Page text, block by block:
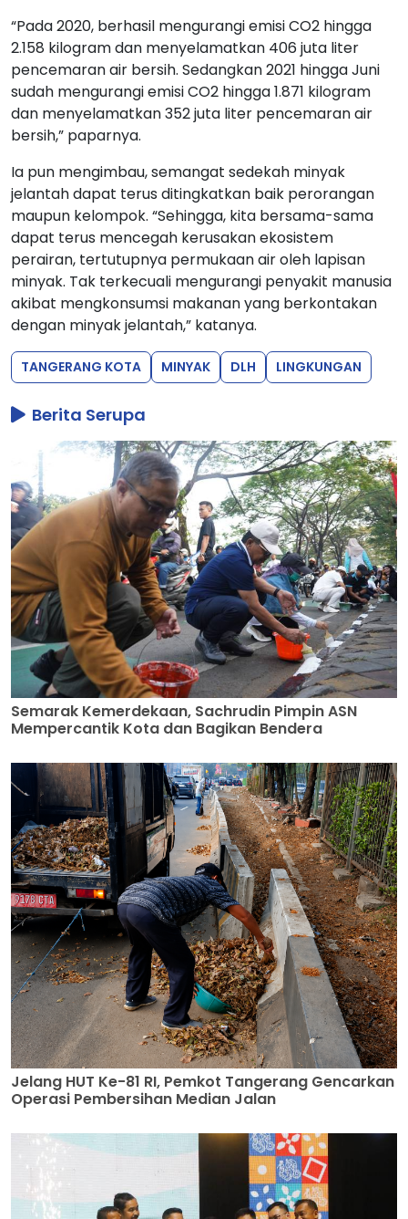
“Pada 2020, berhasil mengurangi emisi CO2 hingga
2.158 kilogram dan menyelamatkan 406 juta liter
pencemaran air bersih. Sedangkan 2021 hingga Juni
sudah mengurangi emisi CO2 hingga 1.871 kilogram
dan menyelamatkan 352 juta liter pencemaran air
bersih,” paparnya.
Ia pun mengimbau, semangat sedekah minyak
jelantah dapat terus ditingkatkan baik perorangan
maupun kelompok. “Sehingga, kita bersama-sama
dapat terus mencegah kerusakan ekosistem
perairan, tertutupnya permukaan air oleh lapisan
minyak. Tak terkecuali mengurangi penyakit manusia
akibat mengkonsumsi makanan yang berkontakan
dengan minyak jelantah,” katanya.
TANGERANG KOTA MINYAK DLH LINGKUNGAN
Berita Serupa
Semarak Kemerdekaan, Sachrudin Pimpin ASN
Mempercantik Kota dan Bagikan Bendera
Jelang HUT Ke-81 RI, Pemkot Tangerang Gencarkan
Operasi Pembersihan Median Jalan